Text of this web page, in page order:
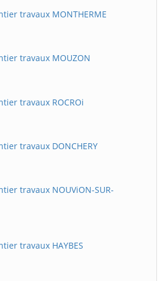
travaux MONTHERME
travaux MOUZON
travaux ROCROi
travaux DONCHERY
travaux NOUViON-SUR-
travaux HAYBES